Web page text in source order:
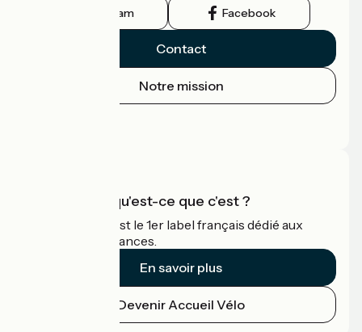
Instagram Facebook
Contact
Notre mission
Accueil Vélo qu'est-ce que c'est ?
Accueil Vélo c'est le 1er label français dédié aux
cyclistes en vacances.
En savoir plus
Devenir Accueil Vélo